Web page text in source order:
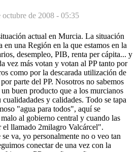
octubre de 2008 - 05:35
actual en Murcia. La situación
en una Región en la que estamos en la
desempleo, PIB, renta per cápita... y
vez más votan y votan al PP tanto por
como por la descarada utilización de
parte del PP. Nosotros no sabemos
buen producto que a los murcianos
y calidades. Todo se tapa
"agua para todos", aquí se
al gobierno central y cuando las
el llamado 2milagro Valcárcel".
va, yo personalmente no o veo tan
conectar de una vez con la